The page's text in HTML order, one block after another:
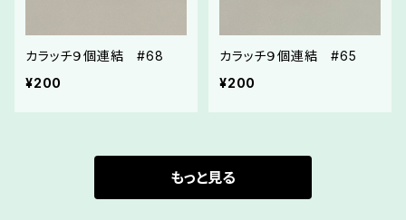
カラッチ９個連結 #68
¥200
カラッチ９個連結 #65
¥200
もっと見る